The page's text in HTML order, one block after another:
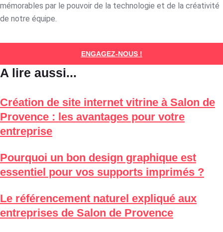
mémorables par le pouvoir de la technologie et de la créativité
de notre équipe.
ENGAGEZ-NOUS !
A lire aussi...
Création de site internet vitrine à Salon de
Provence : les avantages pour votre
entreprise
Pourquoi un bon design graphique est
essentiel pour vos supports imprimés ?
Le référencement naturel expliqué aux
entreprises de Salon de Provence